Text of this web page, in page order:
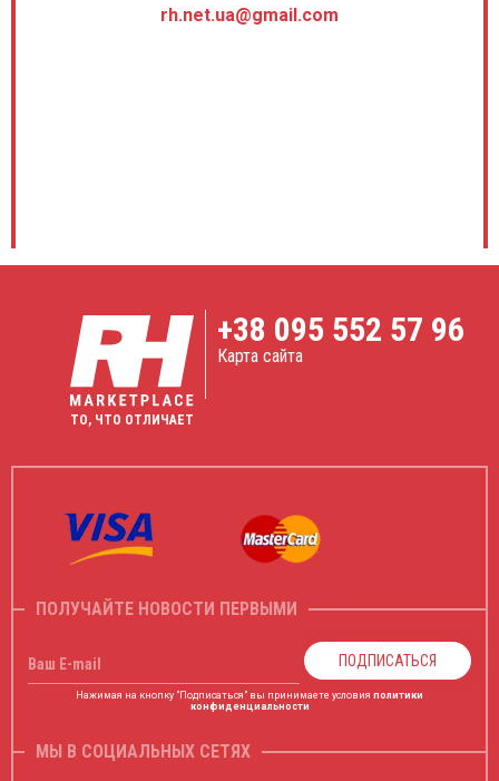
rh.net.ua@gmail.com
ТО, ЧТО ОТЛИЧАЕТ
+38 095 552 57 96
Карта сайта
ПОЛУЧАЙТЕ НОВОСТИ ПЕРВЫМИ
Ваш E-mail ПОДПИСАТЬСЯ
Нажимая на кнопку "Подписаться" вы принимаете условия политики
конфиденциальности
МЫ В СОЦИАЛЬНЫХ СЕТЯХ